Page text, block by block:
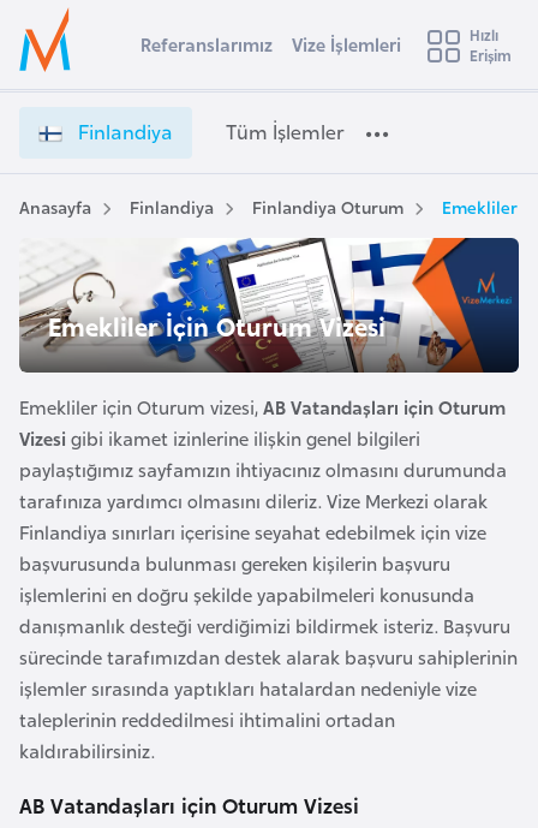
Ülke Seçimi
Başvuru yapmak istediğiniz ülkeyi seçin
Üye
Girişi
i
l
a
n
a
V
i
z
e
İ
e
m
l
e
r
i
e
i
Referanslarımız Vize İşlemleri
Hızlı
Erişim
Finlandiya Tüm İşlemler
Anasayfa Finlandiya Finlandiya Oturum Emekliler
Emekliler İçin Oturum Vizesi
Emekliler için Oturum vizesi,AB Vatandaşları için Oturum
Vizesi gibi ikamet izinlerine ilişkin genel bilgileri
paylaştığımız sayfamızın ihtiyacınız olmasını durumunda
tarafınıza yardımcı olmasını dileriz. Vize Merkezi olarak
Finlandiya sınırları içerisine seyahat edebilmek için vize
başvurusunda bulunması gereken kişilerin başvuru
işlemlerini en doğru şekilde yapabilmeleri konusunda
danışmanlık desteği verdiğimizi bildirmek isteriz. Başvuru
sürecinde tarafımızdan destek alarak başvuru sahiplerinin
işlemler sırasında yaptıkları hatalardan nedeniyle vize
taleplerinin reddedilmesi ihtimalini ortadan
kaldırabilirsiniz.
AB Vatandaşları için Oturum Vizesi
s
t
r
a
A
v
u
t
u
r
y
a
A
z
e
r
b
y